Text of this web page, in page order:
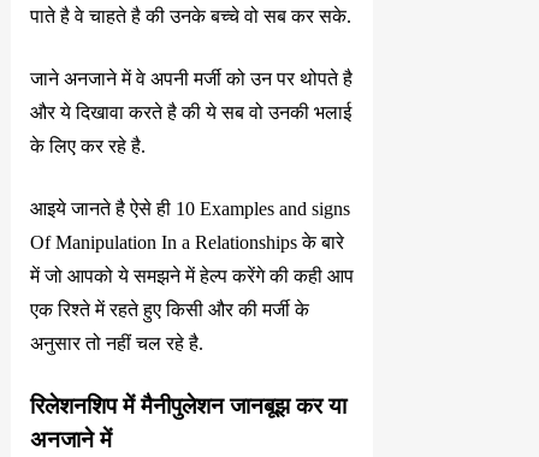
पाते है वे चाहते है की उनके बच्चे वो सब कर सके.
जाने अनजाने में वे अपनी मर्जी को उन पर थोपते है
और ये दिखावा करते है की ये सब वो उनकी भलाई
के लिए कर रहे है.
आइये जानते है ऐसे ही 10 Examples and signs
Of Manipulation In a Relationships के बारे
में जो आपको ये समझने में हेल्प करेंगे की कही आप
एक रिश्ते में रहते हुए किसी और की मर्जी के
अनुसार तो नहीं चल रहे है.
रिलेशनशिप में मैनीपुलेशन जानबूझ कर या
अनजाने में